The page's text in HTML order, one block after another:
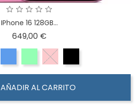
IPhone 16 128GB...
649,00 €Precio
AÑADIR AL CARRITO